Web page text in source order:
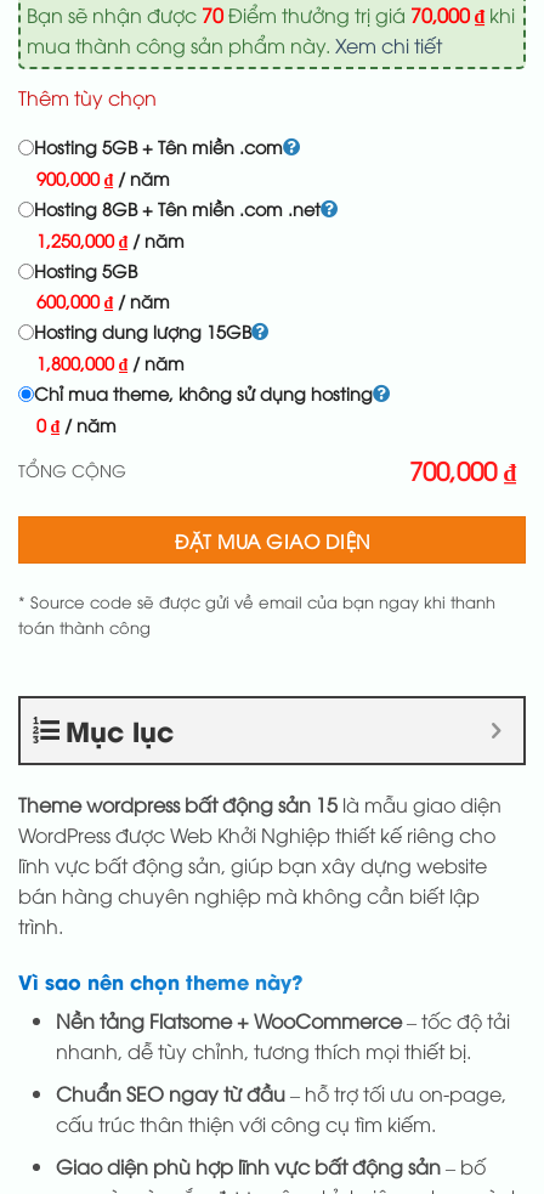
Bạn sẽ nhận được 70Điểm thưởng trị giá 70,000₫khi
mua thành công sản phẩm này. Xem chi tiết
Thêm tùy chọn
Hosting 5GB + Tên miền .com
900,000₫ / năm
Hosting 8GB + Tên miền .com .net
1,250,000₫ / năm
Hosting 5GB
600,000₫ / năm
Hosting dung lượng 15GB
1,800,000₫ / năm
Chỉ mua theme, không sử dụng hosting
0₫ / năm
TỔNG CỘNG
700,000₫
ĐẶT MUA GIAO DIỆN
* Source code sẽ được gửi về email của bạn ngay khi thanh
toán thành công
Mục lục
Theme wordpress bất động sản 15 là mẫu giao diện
WordPress được Web Khởi Nghiệp thiết kế riêng cho
lĩnh vực bất động sản, giúp bạn xây dựng website
bán hàng chuyên nghiệp mà không cần biết lập
trình.
Vì sao nên chọn theme này?
Nền tảng Flatsome + WooCommerce– tốc độ tải
nhanh, dễ tùy chỉnh, tương thích mọi thiết bị.
Chuẩn SEO ngay từ đầu– hỗ trợ tối ưu on-page,
cấu trúc thân thiện với công cụ tìm kiếm.
Giao diện phù hợp lĩnh vực bất động sản– bố